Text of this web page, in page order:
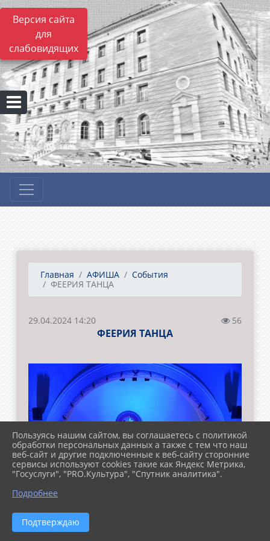
Версия сайта
для
слабовидящих
Главная АФИША
События
ФЕЕРИЯ ТАНЦА
29.04.2024 14:20 56
ФЕЕРИЯ ТАНЦА
Пользуясь нашим сайтом, вы соглашаетесь с политикой
обработки персональных данных а также с тем что наш
веб-сайт и другие подключенные к веб-сайту сторонние
сервисы используют cookies такие как Яндекс Метрика,
"Госуслуги", "PRO.Культура", "Спутник аналитика".
Подробнее
Подтверждаю